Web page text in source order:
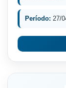
Período: 27/